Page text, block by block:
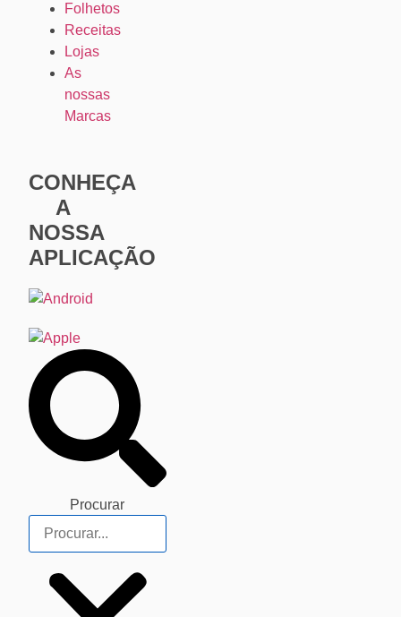
Folhetos
Receitas
Lojas
As
nossas
Marcas
CONHEÇA
A
NOSSA
APLICAÇÃO
Procurar